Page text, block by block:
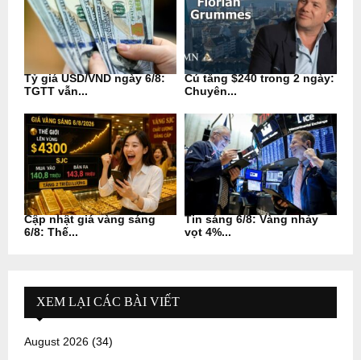
Tỷ giá USD/VND ngày 6/8:
TGTT vẫn...
Cú tăng $240 trong 2 ngày:
Chuyên...
Cập nhật giá vàng sáng
6/8: Thế...
Tin sáng 6/8: Vàng nhảy
vọt 4%...
XEM LẠI CÁC BÀI VIẾT
August 2026 (34)